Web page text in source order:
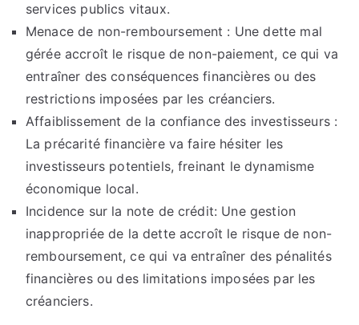
services publics vitaux.
Menace de non-remboursement : Une dette mal
gérée accroît le risque de non-paiement, ce qui va
entraîner des conséquences financières ou des
restrictions imposées par les créanciers.
Affaiblissement de la confiance des investisseurs :
La précarité financière va faire hésiter les
investisseurs potentiels, freinant le dynamisme
économique local.
Incidence sur la note de crédit: Une gestion
inappropriée de la dette accroît le risque de non-
remboursement, ce qui va entraîner des pénalités
financières ou des limitations imposées par les
créanciers.